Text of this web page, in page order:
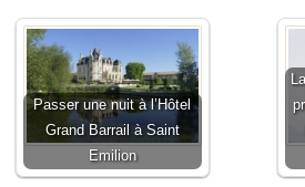
Passer une nuit à l’Hôtel
Grand Barrail à Saint
Emilion